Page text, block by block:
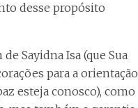
desse propósito
Sayidna Isa (que Sua
para a orientação
esteja conosco), como